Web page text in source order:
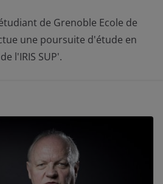
de Grenoble Ecole de
une poursuite d'étude en
l'IRIS SUP'.